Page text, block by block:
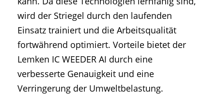
wird der Striegel durch den laufenden
Einsatz trainiert und die Arbeitsqualität
fortwährend optimiert. Vorteile bietet der
Lemken IC WEEDER AI durch eine
verbesserte Genauigkeit und eine
Verringerung der Umweltbelastung.